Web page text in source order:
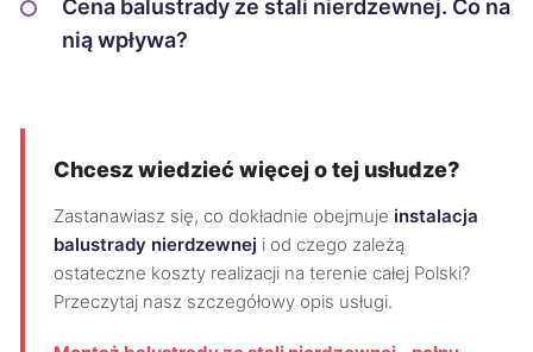
Cena balustrady ze stali nierdzewnej. Co na
nią wpływa?
Chcesz wiedzieć więcej o tej usłudze?
Zastanawiasz się, co dokładnie obejmuje instalacja
balustrady nierdzewnej i od czego zależą
ostateczne koszty realizacji na terenie całej Polski?
Przeczytaj nasz szczegółowy opis usługi.